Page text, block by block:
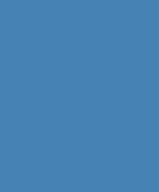
részletes
nyomon
az
külföldi
Az Europass
. Az
kapcsolatos
Amennyiben a
hallgató/volt